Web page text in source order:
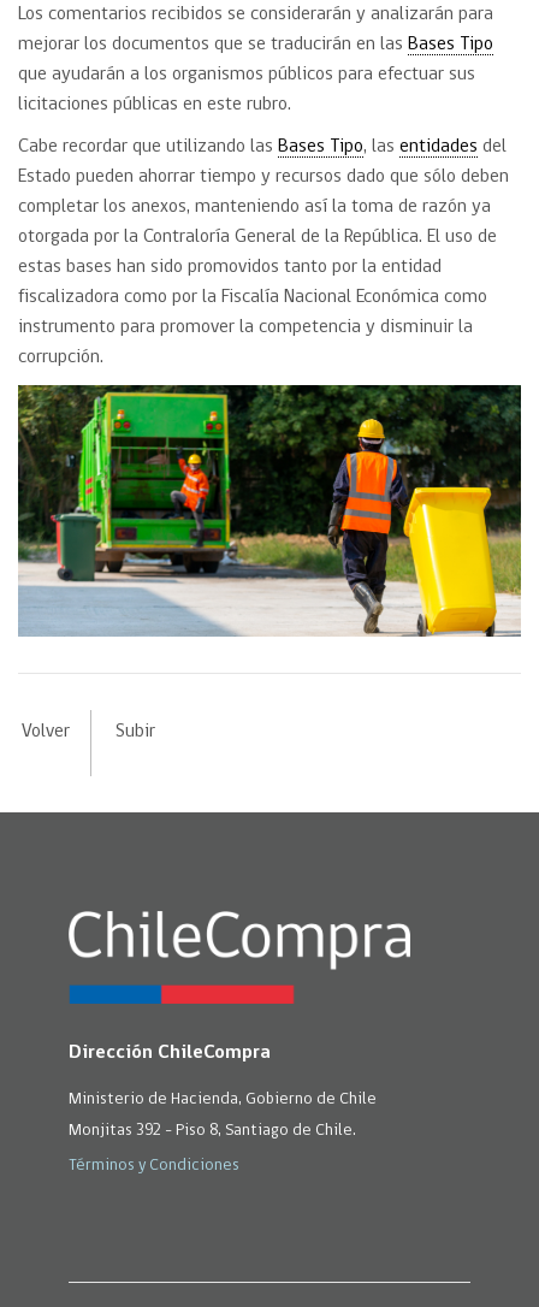
Los comentarios recibidos se considerarán y analizarán para
mejorar los documentos que se traducirán en las Bases Tipo
que ayudarán a los organismos públicos para efectuar sus
licitaciones públicas en este rubro.
Cabe recordar que utilizando las Bases Tipo, las entidades del
Estado pueden ahorrar tiempo y recursos dado que sólo deben
completar los anexos, manteniendo así la toma de razón ya
otorgada por la Contraloría General de la República. El uso de
estas bases han sido promovidos tanto por la entidad
fiscalizadora como por la Fiscalía Nacional Económica como
instrumento para promover la competencia y disminuir la
corrupción.
Volver Subir
Dirección ChileCompra
Ministerio de Hacienda, Gobierno de Chile
Monjitas 392 - Piso 8, Santiago de Chile.
Términos y Condiciones